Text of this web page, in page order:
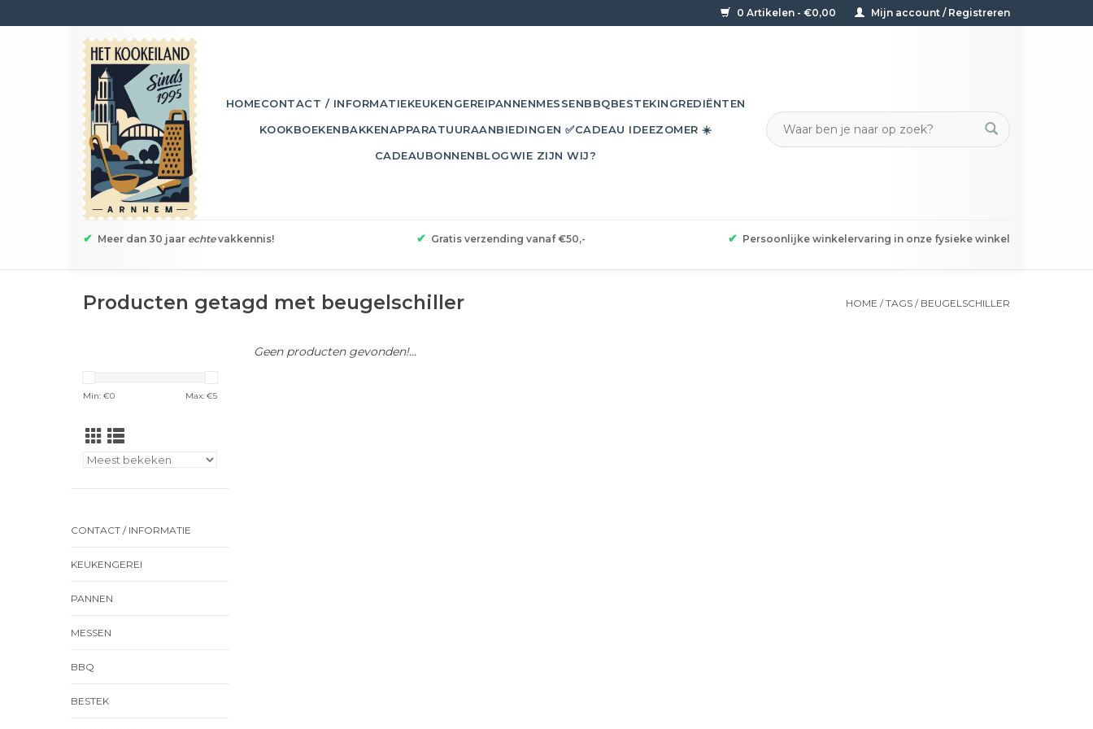
0 Artikelen - €0,00 Mijn account / Registreren
HOMECONTACT / INFORMATIEKEUKENGEREIPANNENMESSENBBQBESTEKINGREDIËNTEN
KOOKBOEKENBAKKENAPPARATUURAANBIEDINGEN ✅CADEAU IDEEZOMER ☀️
CADEAUBONNENBLOGWIE ZIJN WIJ?
✔ Meer dan 30 jaar echtevakkennis! ✔ Gratis verzending vanaf €50,- ✔ Persoonlijke winkelervaring in onze fysieke winkel
Producten getagd met beugelschiller HOME /TAGS / BEUGELSCHILLER
Min: €0 Max: €5
CONTACT / INFORMATIE
KEUKENGEREI
PANNEN
MESSEN
BBQ
BESTEK
Geen producten gevonden!...